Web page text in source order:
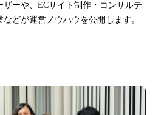
ーや、ECサイト制作・コンサルテ
どが運営ノウハウを公開します。